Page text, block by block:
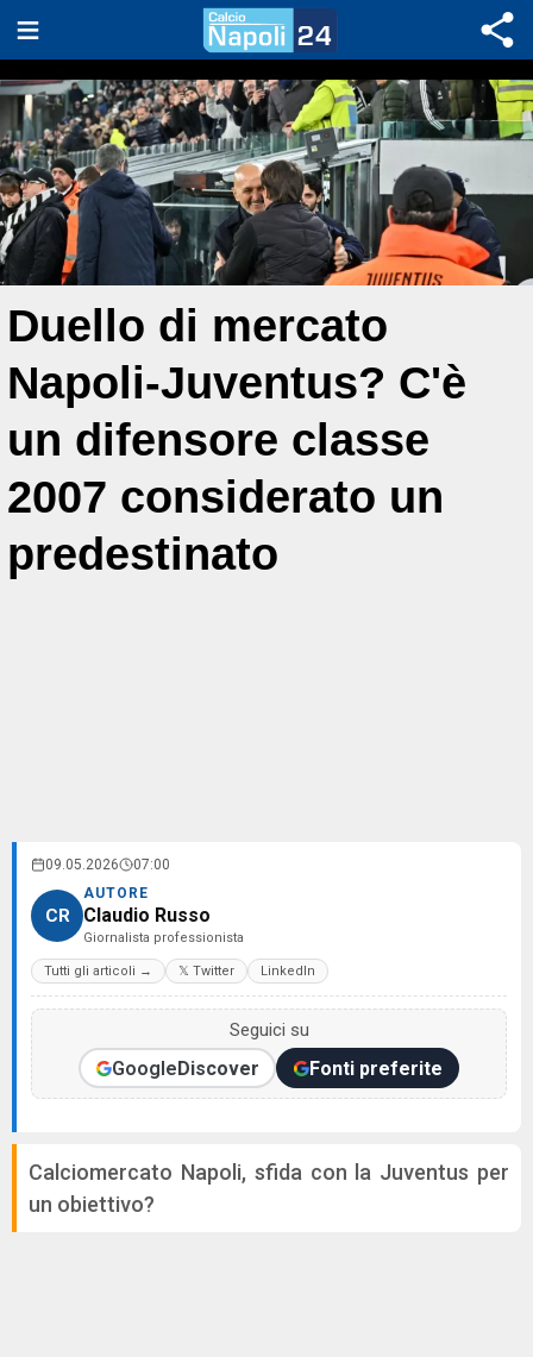
Duello di mercato
Napoli-Juventus? C'è
un difensore classe
2007 considerato un
predestinato
09.05.2026 07:00
CR
AUTORE
Claudio Russo
Giornalista professionista
Tutti gli articoli → 𝕏 Twitter LinkedIn
Seguici su
GoogleDiscover Fonti preferite
Calciomercato Napoli, sfida con la Juventus per
un obiettivo?